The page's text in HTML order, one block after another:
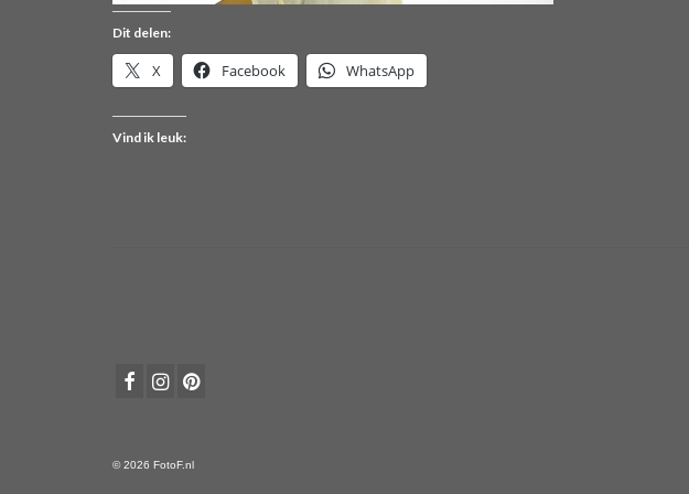
Dit delen:
X Facebook WhatsApp
Vind ik leuk:
© 2026 FotoF.nl